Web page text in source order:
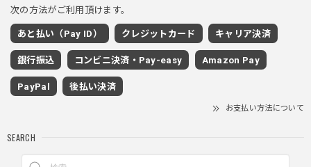
グレー/M
2025/11/28
着心地もいいしカジュアル味が出ていい
クロスチャーム ビーズウォレットチェーン / CROSS CHARM BEADS WALLET CHAIN
次の方法がご利用頂けます。
あと払い（Pay ID） クレジットカード キャリア決済
銀行振込 コンビニ決済・Pay-easy Amazon Pay
PayPal 後払い決済
お支払い方法について
SEARCH